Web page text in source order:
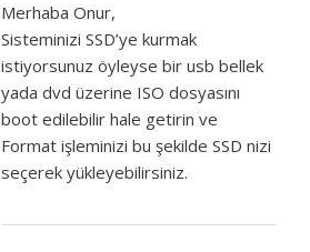
Merhaba Onur,
Sisteminizi SSD’ye kurmak
istiyorsunuz öyleyse bir usb bellek
yada dvd üzerine ISO dosyasını
boot edilebilir hale getirin ve
Format işleminizi bu şekilde SSD nizi
seçerek yükleyebilirsiniz.